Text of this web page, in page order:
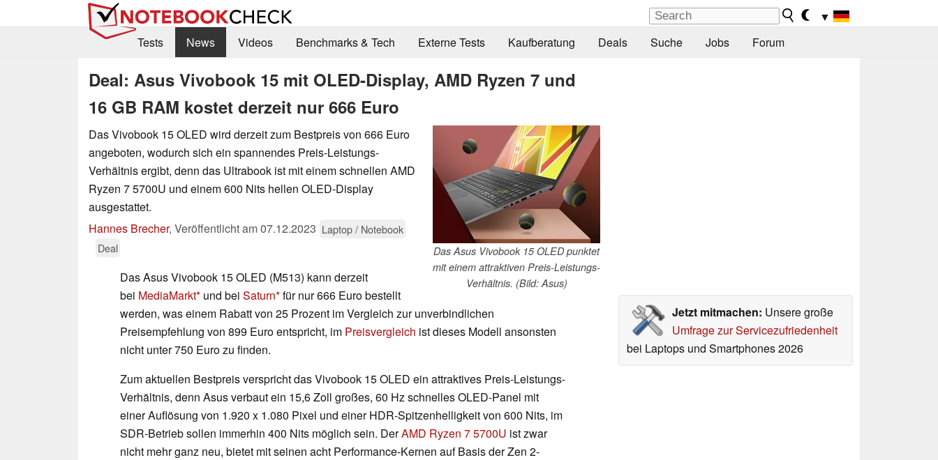
▼
Tests
News Videos Benchmarks & Tech Externe Tests Kaufberatung Deals Suche Jobs Forum
Deal: Asus Vivobook 15 mit OLED-Display, AMD Ryzen 7 und
16 GB RAM kostet derzeit nur 666 Euro
Das Asus Vivobook 15 OLED punktet
mit einem attraktiven Preis-Leistungs-
Verhältnis. (Bild: Asus)
Das Vivobook 15 OLED wird derzeit zum Bestpreis von 666 Euro
angeboten, wodurch sich ein spannendes Preis-Leistungs-
Verhältnis ergibt, denn das Ultrabook ist mit einem schnellen AMD
Ryzen 7 5700U und einem 600 Nits hellen OLED-Display
ausgestattet.
Hannes Brecher, Veröffentlicht am07.12.2023 Laptop / Notebook
Deal
Jetzt mitmachen: Unsere große
Umfrage zur Servicezufriedenheit
bei Laptops und Smartphones 2026
Das Asus Vivobook 15 OLED (M513) kann derzeit
bei MediaMarkt und bei Saturn für nur 666 Euro bestellt
werden, was einem Rabatt von 25 Prozent im Vergleich zur unverbindlichen
Preisempfehlung von 899 Euro entspricht, im Preisvergleich ist dieses Modell ansonsten
nicht unter 750 Euro zu finden.
Zum aktuellen Bestpreis verspricht das Vivobook 15 OLED ein attraktives Preis-Leistungs-
Verhältnis, denn Asus verbaut ein 15,6 Zoll großes, 60 Hz schnelles OLED-Panel mit
einer Auflösung von 1.920 x 1.080 Pixel und einer HDR-Spitzenhelligkeit von 600 Nits, im
SDR-Betrieb sollen immerhin 400 Nits möglich sein. DerAMD Ryzen 7 5700U ist zwar
nicht mehr ganz neu, bietet mit seinen acht Performance-Kernen auf Basis der Zen 2-